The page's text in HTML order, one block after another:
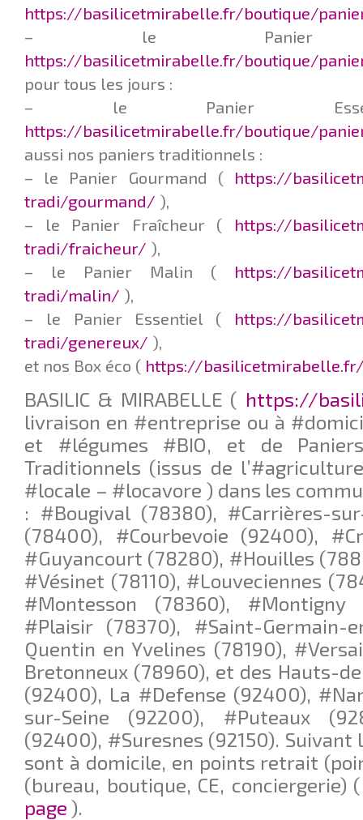
https://basilicetmirabelle.fr/boutique/
– le Panier
https://basilicetmirabelle.fr/boutique/
pour tous les jours :
– le Panier
https://basilicetmirabelle.fr/boutique/
aussi nos paniers traditionnels :
– le Panier Gourmand ( https://
tradi/gourmand/ ),
– le Panier Fraîcheur ( https://
tradi/fraicheur/ ),
– le Panier Malin ( https://
tradi/malin/ ),
– le Panier Essentiel ( https://
tradi/genereux/ ),
et nos Box éco ( https://
BASILIC & MIRABELLE ( https://
livraison en #entreprise ou à
et #légumes #BIO, et de
Traditionnels (issus de
#locale – #locavore ) dans les
: #Bougival (78380), #Carrières-
(78400), #Courbevoie (92400),
#Guyancourt (78280), #Houilles
#Vésinet (78110), #Louveciennes
#Montesson (78360), #Montigny
#Plaisir (78370), #Saint-Germain-
Quentin en Yvelines (78190),
Bretonneux (78960), et des Hauts-
(92400), La #Defense (92400),
sur-Seine (92200), #Puteaux
(92400), #Suresnes (92150).
sont à domicile, en points retrait
(bureau, boutique, CE, conciergerie)
page ).